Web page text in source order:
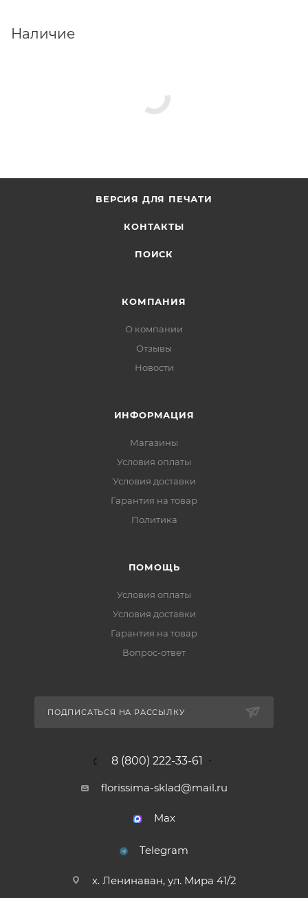
Наличие
ВЕРСИЯ ДЛЯ ПЕЧАТИ
КОНТАКТЫ
ПОИСК
КОМПАНИЯ
О компании
Отзывы
Новости
ИНФОРМАЦИЯ
Магазины
Условия оплаты
Условия доставки
Гарантия на товар
Политика
ПОМОЩЬ
Условия оплаты
Условия доставки
Гарантия на товар
Вопрос-ответ
ПОДПИСАТЬСЯ НА РАССЫЛКУ
8 (800) 222-33-61
florissima-sklad@mail.ru
Max
Telegram
х. Ленинаван, ул. Мира 41/2